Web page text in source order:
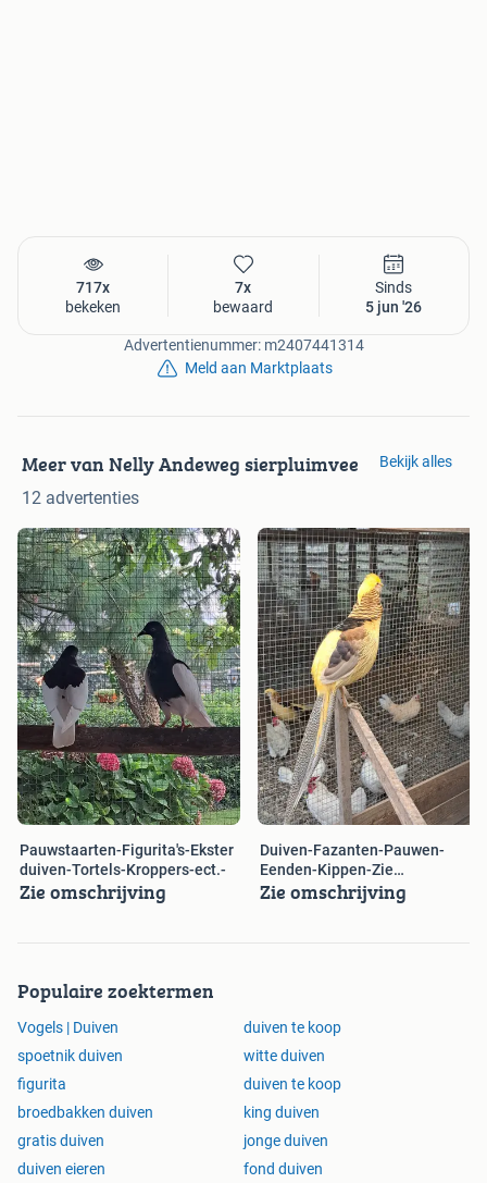
717x
bekeken
7x
bewaard
Sinds
5 jun '26
Advertentienummer: m2407441314
Meld aan Marktplaats
Meer van Nelly Andeweg sierpluimvee
12 advertenties
Bekijk alles
Pauwstaarten-Figurita's-Ekster
duiven-Tortels-Kroppers-ect.-
Zie omschrijving
Duiven-Fazanten-Pauwen-
Eenden-Kippen-Zie
advertentie.
Zie omschrijving
Populaire zoektermen
Vogels | Duiven
duiven te koop
spoetnik duiven
witte duiven
figurita
duiven te koop
broedbakken duiven
king duiven
gratis duiven
jonge duiven
duiven eieren
fond duiven